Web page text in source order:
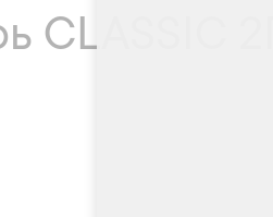
CLASSIC